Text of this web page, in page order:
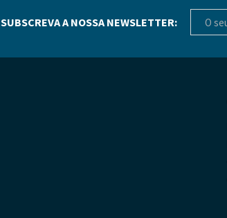
SUBSCREVA A NOSSA NEWSLETTER: